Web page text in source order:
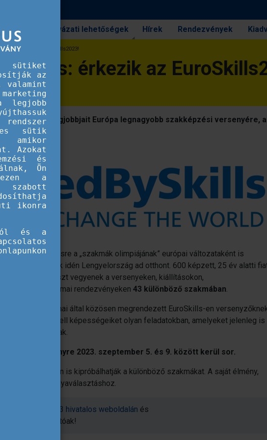
Pályázati lehetőségek Hírek Rendezvények
érkezik az EuroSkills2023!
érkezik az
a szakmák legjobbjait Európa legnagyobb szakképzési versenyére,
megrendezésre a „szakmák olimpiájának” európai változataként is
, melynek idén Lengyelország ad otthont. 600 képzett, 25 év alatti
, hogy részt vegyenek a versenyeken, kiállításokon,
és egyéb szakmai rendezvényeken 43 különböző szakmában.
tagállamai által közösen megrendezett EuroSkills-en
bizonyítaniuk kell képességeiket olyan feladatokban, amelyeket jelenleg is
fognak.
rendezvényre 2023. szeptember 5. és 9. között kerül sor.
formában is kipróbálhatják a különböző szakmákat. A saját élmény,
nyújthat a pályaválasztáshoz.
Euroskills2023 hivatalos weboldalán és
találhatóak!
sütiket
az
valamint
legjobb
sütik
amikor
Azokat
és
Ön
a
szabott
ikonra
és a